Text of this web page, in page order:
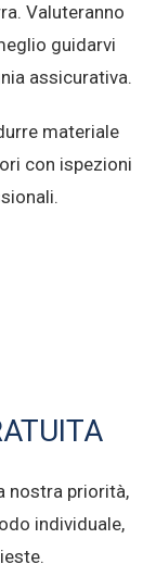
Valuteranno
guidarvi
assicurativa.
materiale
con ispezioni
nostra priorità,
individuale,